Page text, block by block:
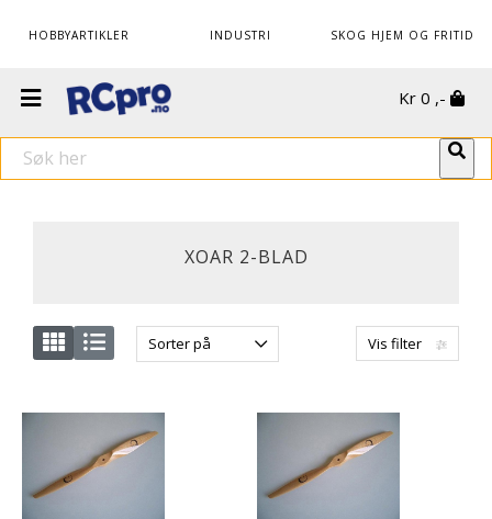
HOBBYARTIKLER INDUSTRI SKOG HJEM OG FRITID
Kr 0 ,-
XOAR 2-BLAD
Vis filter
Sorter på